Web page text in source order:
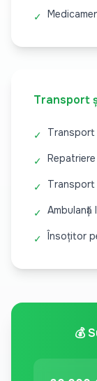
✓
Transport
✓ Transport
✓
✓ Transport
✓
✓ Însoțitor
💰